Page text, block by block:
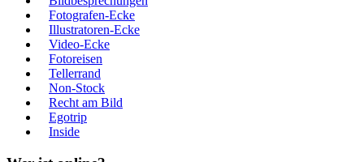
Fotografen-Ecke
Illustratoren-Ecke
Video-Ecke
Fotoreisen
Tellerrand
Non-Stock
Recht am Bild
Egotrip
Inside